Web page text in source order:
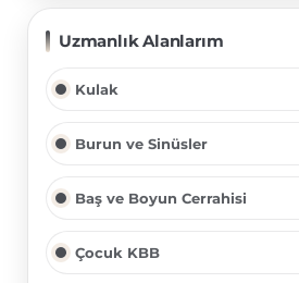
Uzmanlık Alanlarım
Kulak
Burun ve Sinüsler
Baş ve Boyun Cerrahisi
Çocuk KBB